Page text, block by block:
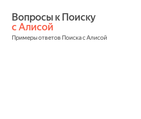
с Алисой
Примеры ответов Поиска с Алисой